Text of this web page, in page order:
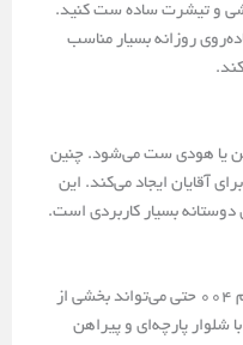
با شلوار ورزشی و تیشرت ساده ست کنید.
روزانه بسیار مناسب
یا هودی ست می‌شود. چنین
آقایان ایجاد می‌کند. این
دوستانه بسیار کاربردی است.
کفش آدیداس مردانه مدل اس اف تی ام 004 حتی می‌تواند بخشی از
شلوار پارچه‌ای و پیراهن